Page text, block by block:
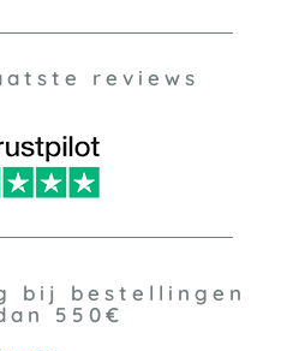
reviews
bij bestellingen
550€